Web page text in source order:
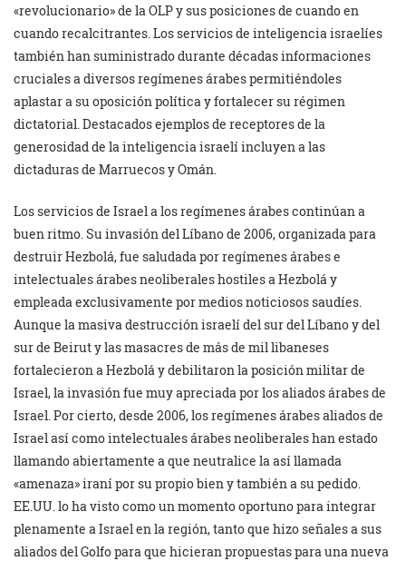
«revolucionario» de la OLP y sus posiciones de cuando en
cuando recalcitrantes. Los servicios de inteligencia israelíes
también han suministrado durante décadas informaciones
cruciales a diversos regímenes árabes permitiéndoles
aplastar a su oposición política y fortalecer su régimen
dictatorial. Destacados ejemplos de receptores de la
generosidad de la inteligencia israelí incluyen a las
dictaduras de Marruecos y Omán.
Los servicios de Israel a los regímenes árabes continúan a
buen ritmo. Su invasión del Líbano de 2006, organizada para
destruir Hezbolá, fue saludada por regímenes árabes e
intelectuales árabes neoliberales hostiles a Hezbolá y
empleada exclusivamente por medios noticiosos saudíes.
Aunque la masiva destrucción israelí del sur del Líbano y del
sur de Beirut y las masacres de más de mil libaneses
fortalecieron a Hezbolá y debilitaron la posición militar de
Israel, la invasión fue muy apreciada por los aliados árabes de
Israel. Por cierto, desde 2006, los regímenes árabes aliados de
Israel así como intelectuales árabes neoliberales han estado
llamando abiertamente a que neutralice la así llamada
«amenaza» iraní por su propio bien y también a su pedido.
EE.UU. lo ha visto como un momento oportuno para integrar
plenamente a Israel en la región, tanto que hizo señales a sus
aliados del Golfo para que hicieran propuestas para una nueva